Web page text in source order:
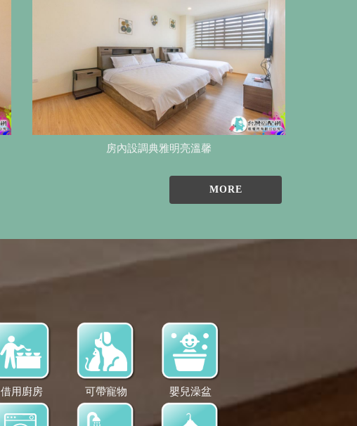
房內設調典雅明亮溫馨
MORE
借用廚房 可帶寵物 嬰兒澡盆